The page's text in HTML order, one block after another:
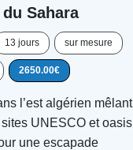
Sahara
13 jours sur mesure
2650.00€
l’est algérien mêlant
UNESCO et oasis
une escapade